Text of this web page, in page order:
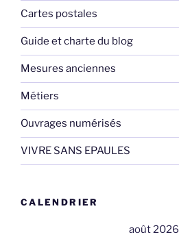
Cartes postales
Guide et charte du blog
Mesures anciennes
Métiers
Ouvrages numérisés
VIVRE SANS EPAULES
CALENDRIER
août 2026